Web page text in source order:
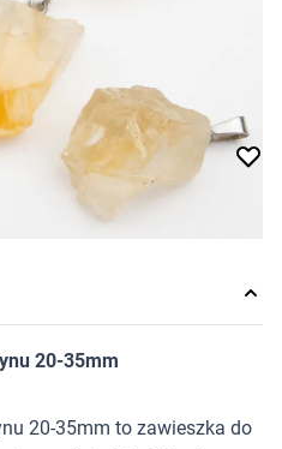
o dostępności
20-35mm
20-35mm to zawieszka do